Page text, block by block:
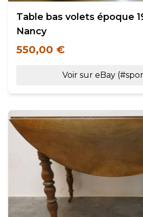
Table bas volets époque
Nancy
550,00 €
Voir sur eBay